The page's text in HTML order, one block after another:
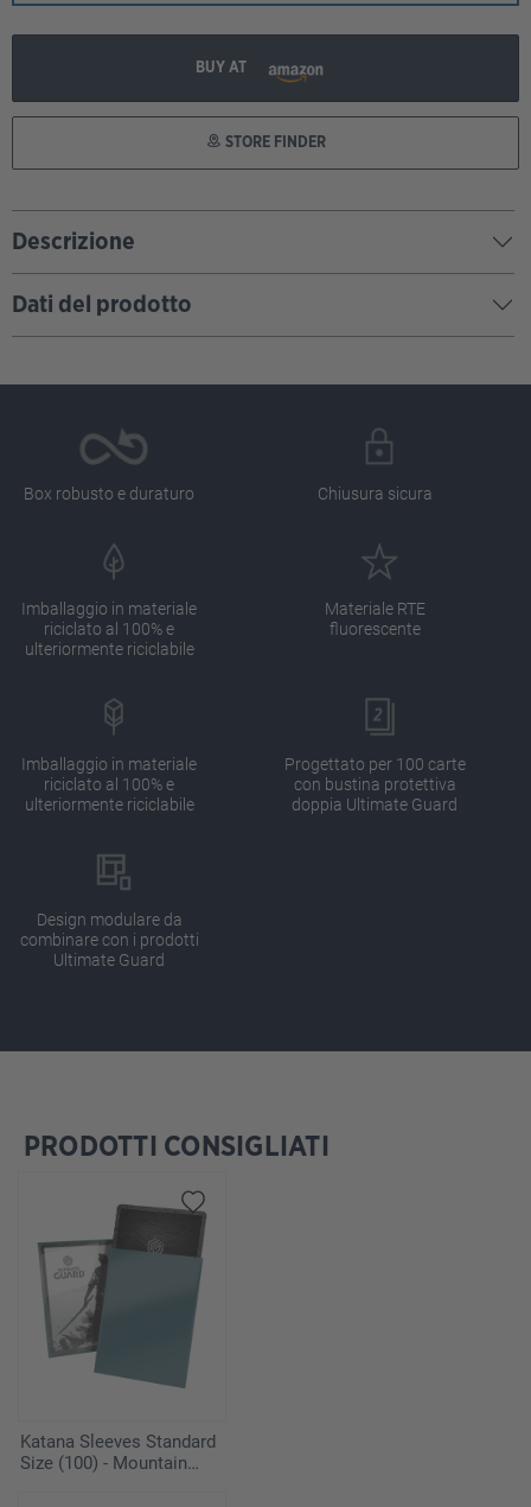
BUY AT
STORE FINDER
Descrizione
Dati del prodotto
Box robusto e duraturo Chiusura sicura
Imballaggio in materiale
riciclato al 100% e
ulteriormente riciclabile
Materiale RTE
fluorescente
Imballaggio in materiale
riciclato al 100% e
ulteriormente riciclabile
Progettato per 100 carte
con bustina protettiva
doppia Ultimate Guard
Design modulare da
combinare con i prodotti
Ultimate Guard
Salta la galleria dei prodotti
PRODOTTI CONSIGLIATI
Katana Sleeves Standard
Size (100) - Mountain